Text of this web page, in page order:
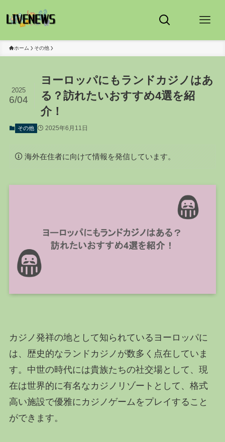
ホーム その他
ヨーロッパにもランドカジノはあ
る？訪れたいおすすめ4選を紹
介！
2025
6/04
その他 2025年6月11日
海外在住者に向けて情報を発信しています。
カジノ発祥の地として知られているヨーロッパに
は、歴史的なランドカジノが数多く点在していま
す。中世の時代には貴族たちの社交場として、現
在は世界的に有名なカジノリゾートとして、格式
高い施設で優雅にカジノゲームをプレイすること
ができます。